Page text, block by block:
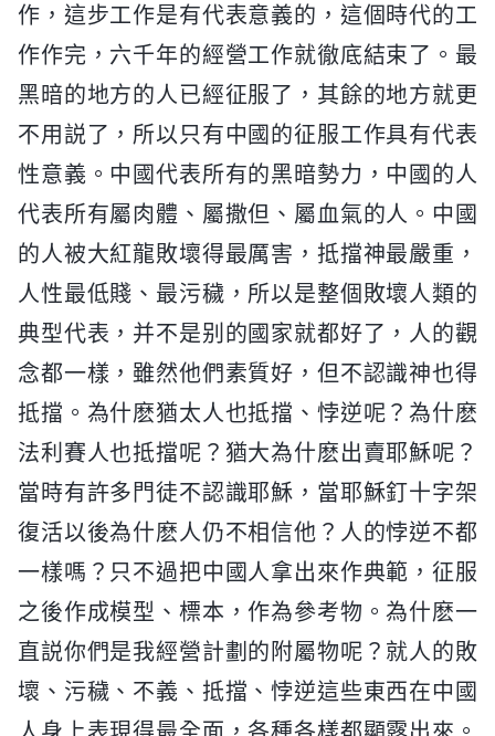
作，這步工作是有代表意義的，這個時代的工
作作完，六千年的經營工作就徹底結束了。最
黑暗的地方的人已經征服了，其餘的地方就更
不用説了，所以只有中國的征服工作具有代表
性意義。中國代表所有的黑暗勢力，中國的人
代表所有屬肉體、屬撒但、屬血氣的人。中國
的人被大紅龍敗壞得最厲害，抵擋神最嚴重，
人性最低賤、最污穢，所以是整個敗壞人類的
典型代表，并不是别的國家就都好了，人的觀
念都一樣，雖然他們素質好，但不認識神也得
抵擋。為什麽猶太人也抵擋、悖逆呢？為什麽
法利賽人也抵擋呢？猶大為什麽出賣耶穌呢？
當時有許多門徒不認識耶穌，當耶穌釘十字架
復活以後為什麽人仍不相信他？人的悖逆不都
一樣嗎？只不過把中國人拿出來作典範，征服
之後作成模型、標本，作為參考物。為什麽一
直説你們是我經營計劃的附屬物呢？就人的敗
壞、污穢、不義、抵擋、悖逆這些東西在中國